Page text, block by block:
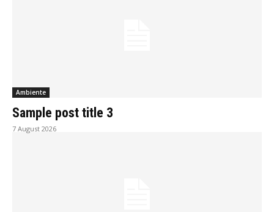
Ambiente
Sample post title 3
7 August 2026